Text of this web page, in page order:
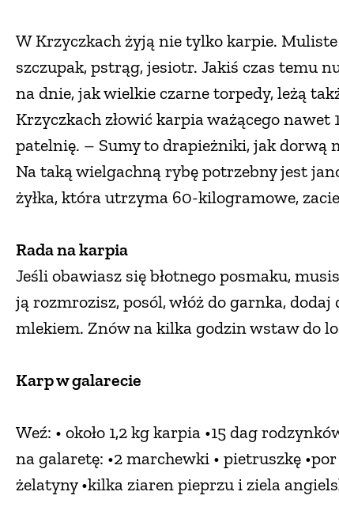
W Krzyczkach żyją nie tylko karpie.
szczupak, pstrąg, jesiotr. Jakiś czas temu
na dnie, jak wielkie czarne torpedy, leżą
Krzyczkach złowić karpia ważącego
patelnię. – Sumy to drapieżniki, jak dorwą
Na taką wielgachną rybę potrzebny jest
żyłka, która utrzyma 60-kilogramowe,
Rada na karpia
Jeśli obawiasz się błotnego posmaku,
ją rozmrozisz, posól, włóż do garnka,
mlekiem. Znów na kilka godzin wstaw do
Karp w galarecie
Weź: • około 1,2 kg karpia •15 dag
na galaretę: •2 marchewki • pietruszkę •por
żelatyny •kilka ziaren pieprzu i ziela